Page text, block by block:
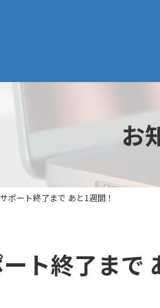
お
ポート終了まで あと1週間！
ト終了まで